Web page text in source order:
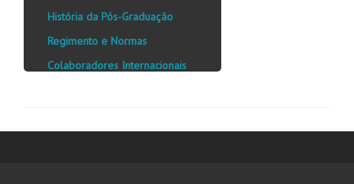
História da Pós-Graduação
Regimento e Normas
Colaboradores Internacionais